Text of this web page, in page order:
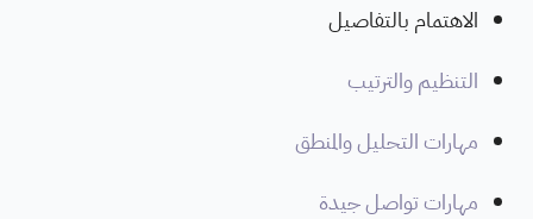
الاهتمام بالتفاصيل
التنظيم والترتيب
مهارات التحليل والمنطق
مهارات تواصل جيدة